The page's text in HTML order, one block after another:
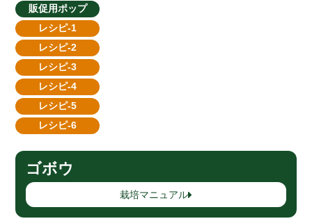
販促用ポップ
レシピ-1
レシピ-2
レシピ-3
レシピ-4
レシピ-5
レシピ-6
ゴボウ
栽培マニュアル